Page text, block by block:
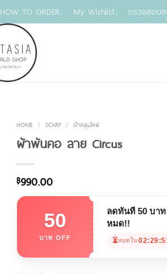
HOW TO ORDER My Wishlist ตรวจสอบ
HOME / SCARF / ผ้าคลุมไหล่
ผ้าพันคอ ลาย Circus
฿990.00
50
บาท OFF
ลดทันที 50 บา
หมด!!
⏳หมดใน